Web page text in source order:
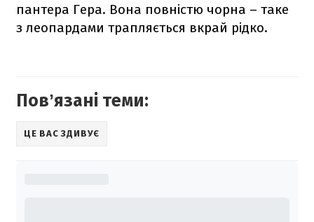
пантера Гера. Вона повністю чорна – таке
з леопардами трапляється вкрай рідко.
Повʼязані теми:
ЦЕ ВАС ЗДИВУЄ